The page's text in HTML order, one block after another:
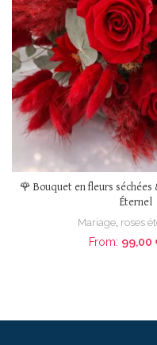
🌹 Bouquet en fleurs séchées
Éternel
Mariage, roses
From: 99,00